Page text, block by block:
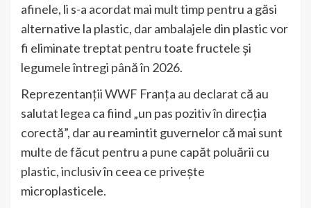
afinele, li s-a acordat mai mult timp pentru a găsi
alternative la plastic, dar ambalajele din plastic vor
fi eliminate treptat pentru toate fructele și
legumele întregi până în 2026.
Reprezentanții WWF Franța au declarat că au
salutat legea ca fiind „un pas pozitiv în direcția
corectă”, dar au reamintit guvernelor că mai sunt
multe de făcut pentru a pune capăt poluării cu
plastic, inclusiv în ceea ce privește
microplasticele.